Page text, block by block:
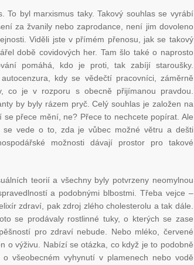
To byl marxismus taky. Takový souhlas se vyrábí
za žvanily nebo zaprodance, není jim dovoleno
Viděli jste v přímém přenosu, jak se takový
době covidových her. Tam šlo také o naprosto
pomáhá, kdo je proti, tak zabíjí staroušky.
kdy se vědečtí pracovníci, záměrně
co je v rozporu s obecně přijímanou pravdou.
by byly rázem pryč. Celý souhlas je založen na
přece mění, ne? Přece to nechcete popírat. Ale
vede o to, zda je vůbec možné větru a dešti
možnosti dávají prostor pro takové
teorií a všechny byly potvrzeny neomylnou
a podobnými blbostmi. Třeba vejce –
zdraví, pak zdroj zlého cholesterolu a tak dále.
se prodávaly rostlinné tuky, o kterých se zase
pro zdraví nebude. Nebo mléko, červené
o výživu. Nabízí se otázka, co když je to podobně
všeobecném vyhynutí v plamenech nebo vodě